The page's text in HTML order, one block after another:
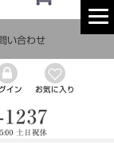
い合わせ
イン お気に入り